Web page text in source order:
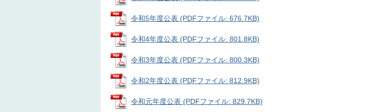
令和5年度公表 (PDFファイル: 676.7KB)
令和4年度公表 (PDFファイル: 801.8KB)
令和3年度公表 (PDFファイル: 800.3KB)
令和2年度公表 (PDFファイル: 812.9KB)
令和元年度公表 (PDFファイル: 829.7KB)